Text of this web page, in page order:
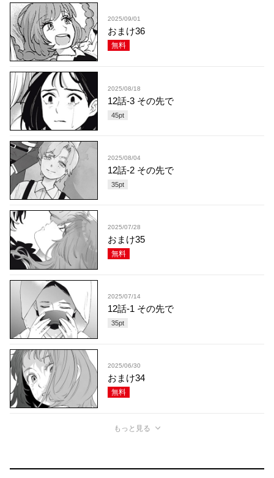
2025/09/01
おまけ36
無料
2025/08/18
12話-3 その先で
45pt
2025/08/04
12話-2 その先で
35pt
2025/07/28
おまけ35
無料
2025/07/14
12話-1 その先で
35pt
2025/06/30
おまけ34
無料
もっと見る